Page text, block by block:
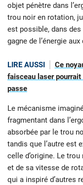
objet pénètre dans
trou noir en rotation,
est possible, dans
gagne de l’énergie
LIRE AUSSI
Ce
faisceau laser
passe
Le mécanisme
fragmentant dans
absorbée par le trou
tandis que l’autre est
celle d’origine. Le
et de sa vitesse de
qui a inspiré d’autres